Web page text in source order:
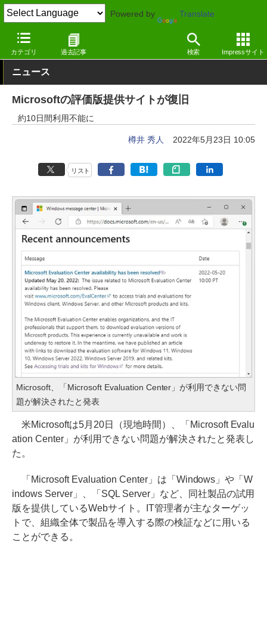
Powered by Translate
カテゴリ 過去記事 検索 Impressサイト
窓の杜 システム・ファイル Webサービス
ニュース
Microsoftの評価版提供サイトが復旧
約10日間利用不能に
樽井 秀人 2022年5月23日 10:05
リスト
Microsoft、「Microsoft Evaluation Center」が利用できない問
題が解決されたと発表
米Microsoftは5月20日（現地時間）、「Microsoft Evalu
ation Center」が利用できない問題が解決されたと発表し
た。
「Microsoft Evaluation Center」は「Windows」や「W
indows Server」、「SQL Server」など、同社製品の試用
版を提供しているWebサイト。IT管理者が主なターゲッ
トで、組織全体で製品を導入する際の検証などに用いる
ことができる。